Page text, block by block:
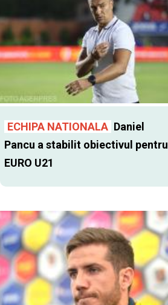
ECHIPA NATIONALA Daniel
Pancu a stabilit obiectivul pentru
EURO U21